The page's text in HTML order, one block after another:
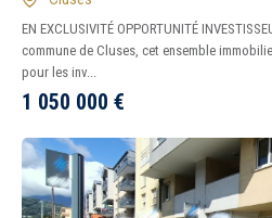
EN EXCLUSIVITÉ OPPORTUNITÉ
commune de Cluses, cet ensemble
pour les inv...
1 050 000 €